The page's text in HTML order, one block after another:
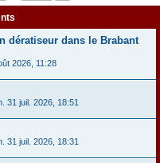
dératiseur dans le Brabant
2026, 11:28
31 juil. 2026, 18:51
31 juil. 2026, 18:31